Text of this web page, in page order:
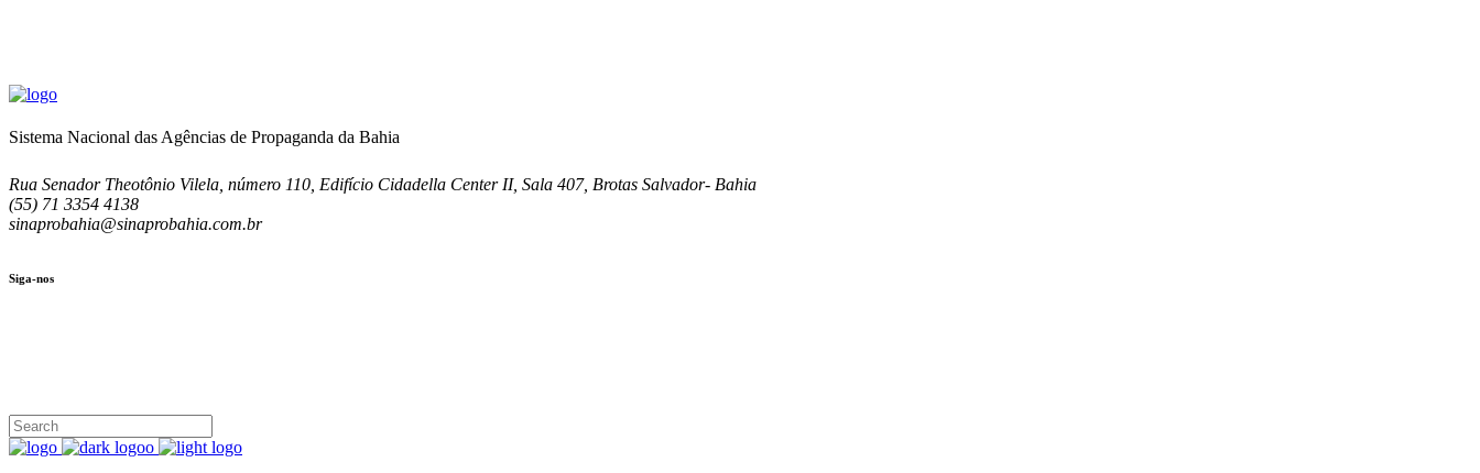
Sistema Nacional das Agências de Propaganda da Bahia
Rua Senador Theotônio Vilela, número 110, Edifício Cidadella Center II, Sala 407, Brotas Salvador- Bahia
(55) 71 3354 4138
sinaprobahia@sinaprobahia.com.br
Siga-nos